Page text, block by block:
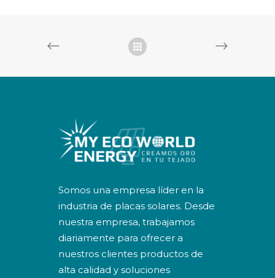
Somos una empresa líder en la
industria de placas solares. Desde
nuestra empresa, trabajamos
diariamente para ofrecer a
nuestros clientes productos de
alta calidad y soluciones